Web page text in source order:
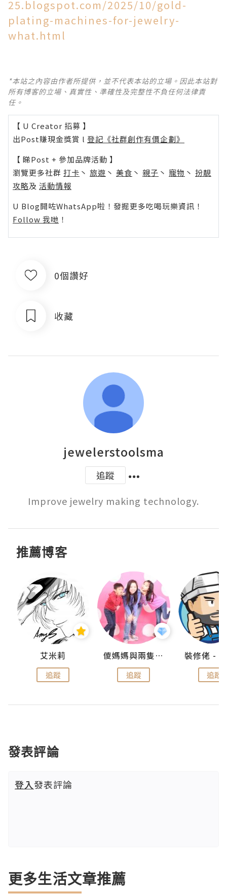
25.blogspot.com/2025/10/gold-
plating-machines-for-jewelry-
what.html
*本站之內容由作者所提供，並不代表本站的立場。因此本站對
所有博客的立場、真實性、準確性及完整性不負任何法律責
任。
【 U Creator 招募 】
出Post賺現金獎賞 l 登記《社群創作有價企劃》
【 睇Post + 參加品牌活動 】
瀏覽更多社群 打卡 丶 旅遊 丶 美食 丶 親子 丶 寵物 丶 扮靚
攻略及 活動情報
U Blog開咗WhatsApp啦！發掘更多吃喝玩樂資訊！
Follow 我哋 ！
0個讚好
收藏
jewelerstoolsma
追蹤
Improve jewelry making technology.
推薦博客
艾米莉
追蹤
儍媽媽與兩隻小魔怪之家
追蹤 追蹤
發表評論
登入發表評論
更多生活文章推薦